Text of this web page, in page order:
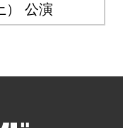
） 公演